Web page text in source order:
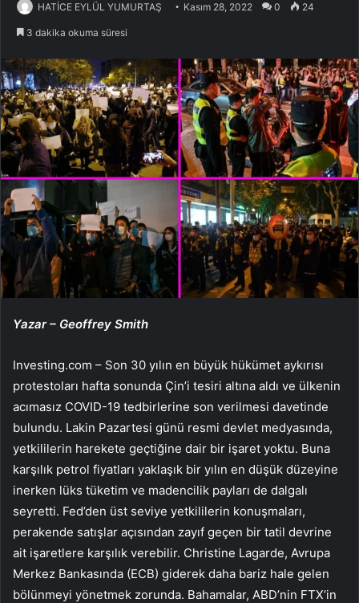
HATİCE EYLÜL YUMURTAŞ Kasım 28, 2022 0 24
3 dakika okuma süresi
Yazar – Geoffrey Smith
Investing.com – Son 30 yılın en büyük hükümet aykırısı
protestoları hafta sonunda Çin’i tesiri altına aldı ve ülkenin
acımasız COVID-19 tedbirlerine son verilmesi davetinde
bulundu. Lakin Pazartesi günü resmi devlet medyasında,
yetkililerin harekete geçtiğine dair bir işaret yoktu. Buna
karşılık petrol fiyatları yaklaşık bir yılın en düşük düzeyine
inerken lüks tüketim ve madencilik payları de dalgalı
seyretti. Fed’den üst seviye yetkililerin konuşmaları,
perakende satışlar açısından zayıf geçen bir tatil devrine
ait işaretlere karşılık verebilir. Christine Lagarde, Avrupa
Merkez Bankasında (ECB) giderek daha bariz hale gelen
bölünmeyi yönetmek zorunda. Bahamalar, ABD’nin FTX’in